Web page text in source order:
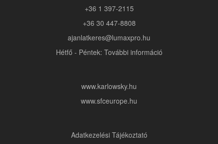
+36 1 397-2115
+36 30 447-8808
ajanlatkeres@lumaxpro.hu
Hétfő - Péntek: További információ
www.karlowsky.hu
www.sfceurope.hu
Adatkezelési Tájékoztató